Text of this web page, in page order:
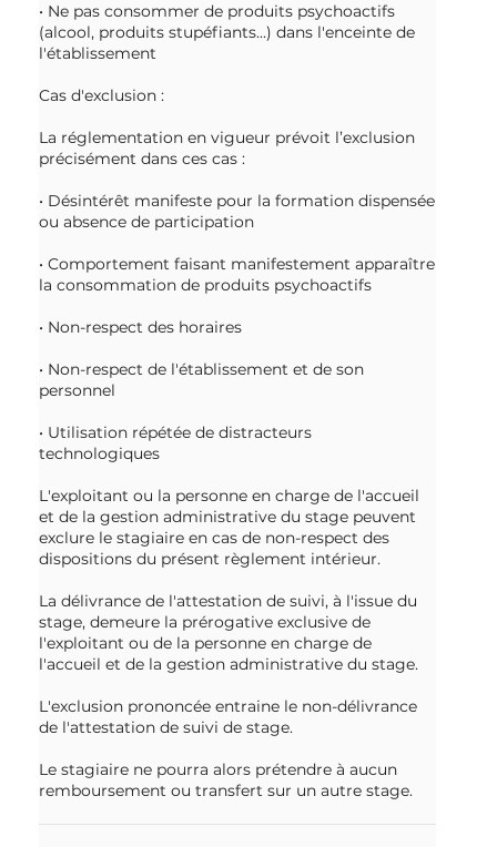
• Ne pas consommer de produits psychoactifs
(alcool, produits stupéfiants...) dans l'enceinte de
l'établissement
Cas d'exclusion :
La réglementation en vigueur prévoit l’exclusion
précisément dans ces cas :
• Désintérêt manifeste pour la formation dispensée
ou absence de participation
• Comportement faisant manifestement apparaître
la consommation de produits psychoactifs
• Non-respect des horaires
• Non-respect de l'établissement et de son
personnel
• Utilisation répétée de distracteurs
technologiques
L'exploitant ou la personne en charge de l'accueil
et de la gestion administrative du stage peuvent
exclure le stagiaire en cas de non-respect des
dispositions du présent règlement intérieur.
La délivrance de l'attestation de suivi, à l'issue du
stage, demeure la prérogative exclusive de
l'exploitant ou de la personne en charge de
l'accueil et de la gestion administrative du stage.
L'exclusion prononcée entraine le non-délivrance
de l'attestation de suivi de stage.
Le stagiaire ne pourra alors prétendre à aucun
remboursement ou transfert sur un autre stage.